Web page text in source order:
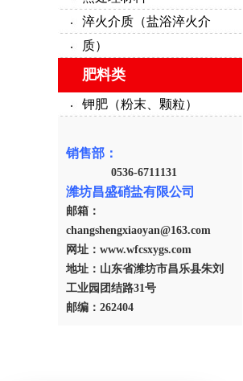
淬火介质（盐浴淬火介
质）
肥料类
钾肥（粉末、颗粒）
销售部：
0536-6711131
潍坊昌盛硝盐有限公司
邮箱：
changshengxiaoyan@163.com
网址：www.wfcsxygs.com
地址：山东省潍坊市昌乐县朱刘
工业园团结路31号
邮编：262404